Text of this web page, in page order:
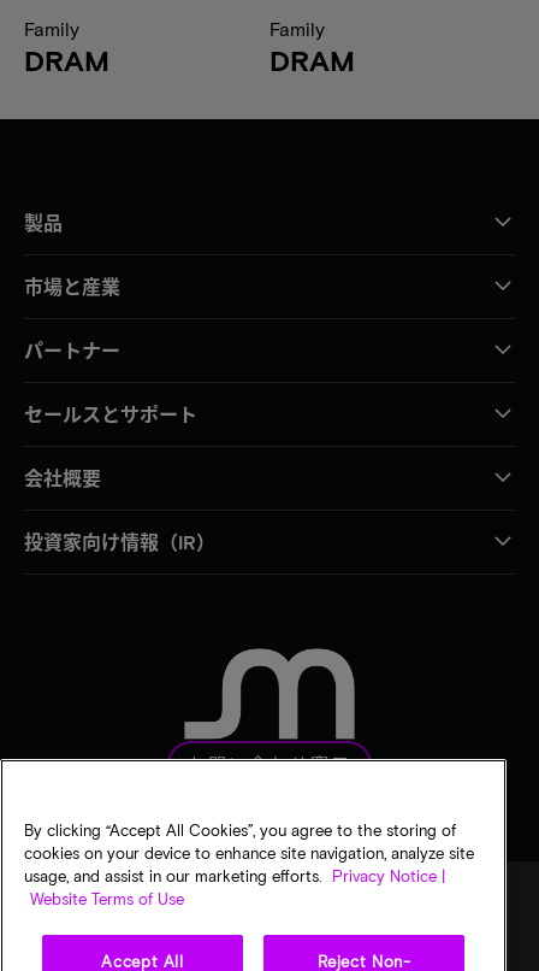
Family
DRAM
Family
DRAM
製品
市場と産業
パートナー
セールスとサポート
会社概要
投資家向け情報（IR）
お問い合わせ窓口
マイクロンのプライバシー通知 販売条件
By clicking “Accept All Cookies”, you agree to the storing of
cookies on your device to enhance site navigation, analyze site
usage, and assist in our marketing efforts.
Privacy Notice |
Website Terms of Use
Accept All Reject Non-